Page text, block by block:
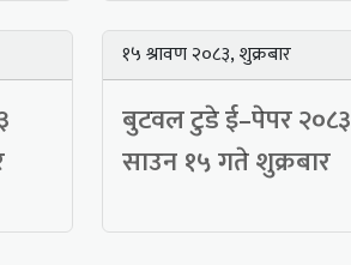
१५ श्रावण २०८३, शुक्रबार
बुटवल टुडे ई–पेपर २०८३
साउन १५ गते शुक्रबार